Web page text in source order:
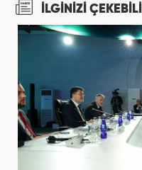
İLGİNİZİ